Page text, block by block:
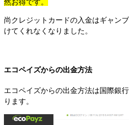
然お得です。
尚クレジットカードの入金はギャン
けてくれなくなりました。
エコペイズからの出金方法
エコペイズからの出金方法は国際銀
ります。